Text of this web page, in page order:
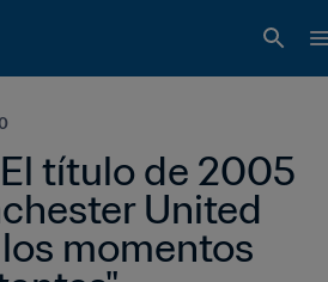
título de 2005
United
momentos